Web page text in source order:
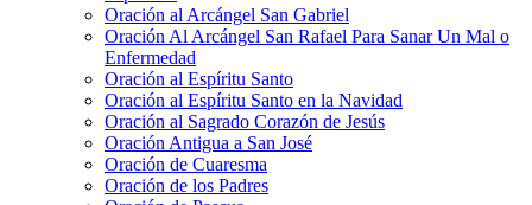
Oración al Arcángel San Gabriel
Oración Al Arcángel San Rafael Para Sanar Un Mal o
Enfermedad
Oración al Espíritu Santo
Oración al Espíritu Santo en la Navidad
Oración al Sagrado Corazón de Jesús
Oración Antigua a San José
Oración de Cuaresma
Oración de los Padres